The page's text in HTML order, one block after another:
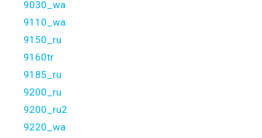
9030_wa
9110_wa
9150_ru
9160tr
9185_ru
9200_ru
9200_ru2
9220_wa